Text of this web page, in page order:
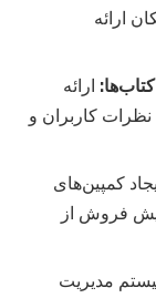
ارائه
: ارائه
کاربران و
کمپین‌های
فروش از
مدیریت